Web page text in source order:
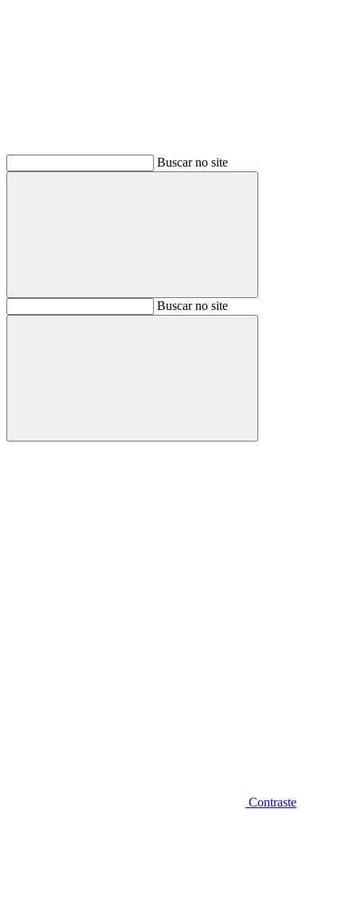
Buscar no site
BuscarBuscar no site
Buscar
Contraste